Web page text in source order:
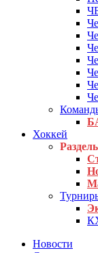
Хоккей
Новости